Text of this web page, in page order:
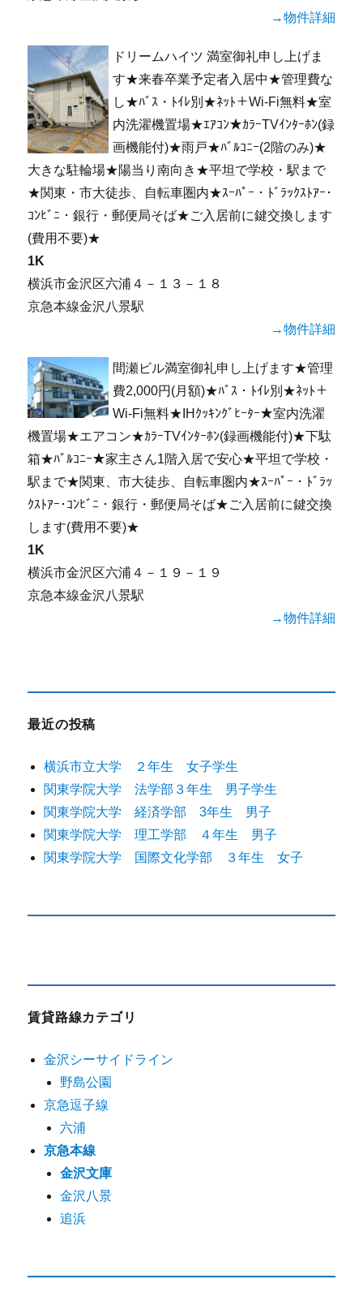
→物件詳細
ドリームハイツ 満室御礼申し上げま
す★来春卒業予定者入居中★管理費な
し★ﾊﾞｽ・ﾄｲﾚ別★ﾈｯﾄ＋Wi-Fi無料★室
内洗濯機置場★ｴｱｺﾝ★ｶﾗｰTVｲﾝﾀｰﾎﾝ(録
画機能付)★雨戸★ﾊﾞﾙｺﾆｰ(2階のみ)★
大きな駐輪場★陽当り南向き★平坦で学校・駅まで
★関東・市大徒歩、自転車圏内★ｽｰﾊﾟｰ・ﾄﾞﾗｯｸｽﾄｱｰ･
ｺﾝﾋﾞﾆ・銀行・郵便局そば★ご入居前に鍵交換します
(費用不要)★
1K
横浜市金沢区六浦４－１３－１８
京急本線金沢八景駅
→物件詳細
間瀬ビル満室御礼申し上げます★管理
費2,000円(月額)★ﾊﾞｽ・ﾄｲﾚ別★ﾈｯﾄ＋
Wi-Fi無料★IHｸｯｷﾝｸﾞﾋｰﾀｰ★室内洗濯
機置場★エアコン★ｶﾗｰTVｲﾝﾀｰﾎﾝ(録画機能付)★下駄
箱★ﾊﾞﾙｺﾆｰ★家主さん1階入居で安心★平坦で学校・
駅まで★関東、市大徒歩、自転車圏内★ｽｰﾊﾟｰ・ﾄﾞﾗｯ
ｸｽﾄｱｰ･ｺﾝﾋﾞﾆ・銀行・郵便局そば★ご入居前に鍵交換
します(費用不要)★
1K
横浜市金沢区六浦４－１９－１９
京急本線金沢八景駅
→物件詳細
最近の投稿
横浜市立大学 ２年生 女子学生
関東学院大学 法学部３年生 男子学生
関東学院大学 経済学部 3年生 男子
関東学院大学 理工学部 ４年生 男子
関東学院大学 国際文化学部 ３年生 女子
賃貸路線カテゴリ
金沢シーサイドライン
野島公園
京急逗子線
六浦
京急本線
金沢文庫
金沢八景
追浜